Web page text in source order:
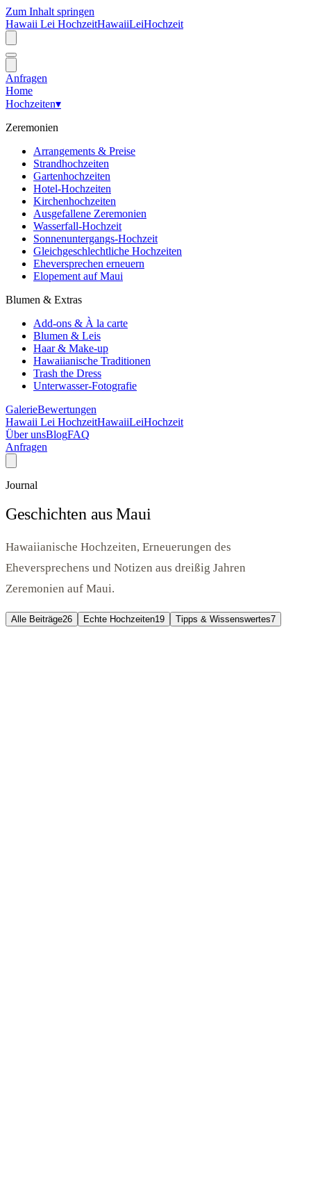
Zum Inhalt springen
Hawaii Lei HochzeitHawaiiLeiHochzeit
Anfragen
Home
Hochzeiten▾
Zeremonien
Arrangements & Preise
Strandhochzeiten
Gartenhochzeiten
Hotel-Hochzeiten
Kirchenhochzeiten
Ausgefallene Zeremonien
Wasserfall-Hochzeit
Sonnenuntergangs-Hochzeit
Gleichgeschlechtliche Hochzeiten
Eheversprechen erneuern
Elopement auf Maui
Blumen & Extras
Add-ons & À la carte
Blumen & Leis
Haar & Make-up
Hawaiianische Traditionen
Trash the Dress
Unterwasser-Fotografie
GalerieBewertungen
Hawaii Lei HochzeitHawaiiLeiHochzeit
Über unsBlogFAQ
Anfragen
Journal
Geschichten aus Maui
Hawaiianische Hochzeiten, Erneuerungen des
Eheversprechens und Notizen aus dreißig Jahren
Zeremonien auf Maui.
Alle Beiträge26 Echte Hochzeiten19 Tipps & Wissenswertes7